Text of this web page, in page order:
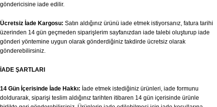
göndericisine iade edilir.
Ücretsiz İade Kargosu: Satın aldığınız ürünü iade etmek istiyorsanız, fatura tarihi
üzerinden 14 gün geçmeden siparişlerim sayfanızdan iade talebi oluşturup iade
gönderi yöntemine uygun olarak gönderdiğiniz takdirde ücretsiz olarak
gönderebilirsiniz.
İADE ŞARTLARI
14 Gün İçerisinde İade Hakkı: İade etmek istediğiniz ürünleri, iade formunu
doldurarak, siparişi teslim aldığınız tarihten itibaren 14 gün içerisinde ürünle